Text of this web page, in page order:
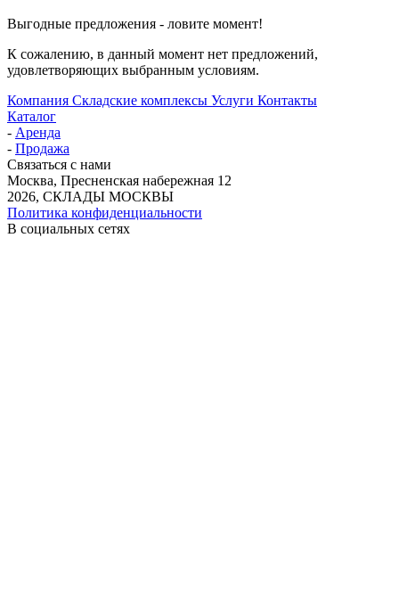
Выгодные предложения - ловите момент!
К сожалению, в данный момент нет предложений,
удовлетворяющих выбранным условиям.
Компания Складские комплексы Услуги Контакты
Каталог
- Аренда
- Продажа
Связаться с нами
Москва, Пресненская набережная 12
2026, СКЛАДЫ МОСКВЫ
Политика конфиденциальности
В социальных сетях